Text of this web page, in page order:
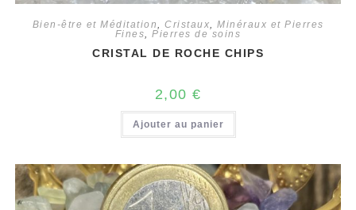
Bien-être et Méditation, Cristaux, Minéraux et Pierres
Fines,Pierres de soins
CRISTAL DE ROCHE CHIPS
2,00 €
Ajouter au panier